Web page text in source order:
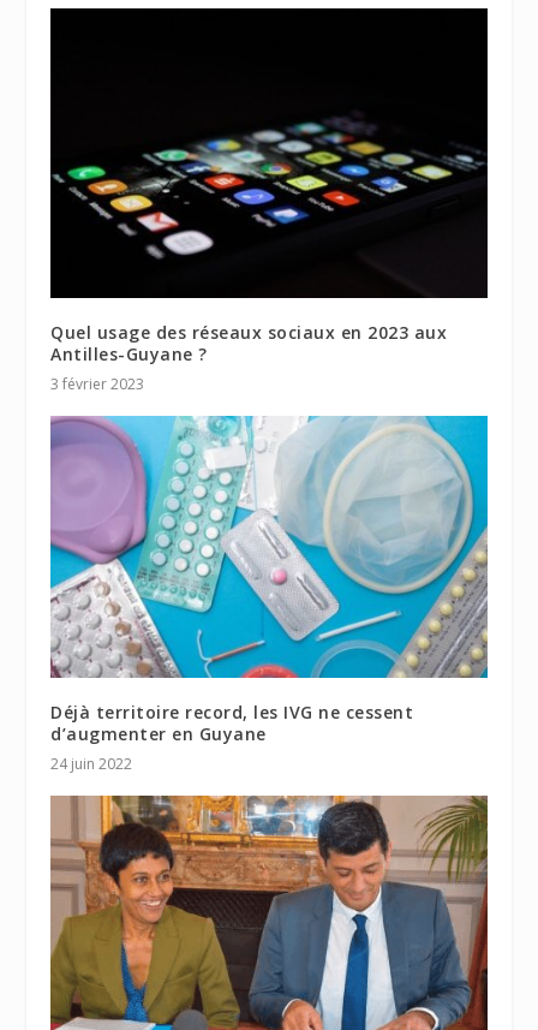
Quel usage des réseaux sociaux en 2023 aux
Antilles-Guyane ?
3 février 2023
Déjà territoire record, les IVG ne cessent
d’augmenter en Guyane
24 juin 2022